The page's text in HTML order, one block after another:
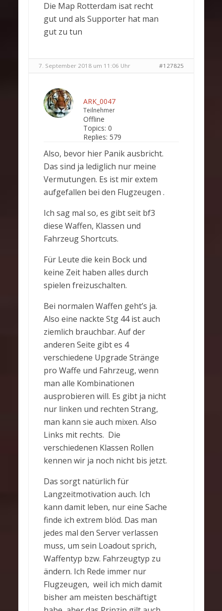
Die Map Rotterdam isat recht
gut und als Supporter hat man
gut zu tun
7. September 2018 um 11:06 Uhr #127825
ARK_0047
Teilnehmer
Offline
Topics: 0
Replies: 579
Also, bevor hier Panik ausbricht.
Das sind ja lediglich nur meine
Vermutungen. Es ist mir extem
aufgefallen bei den Flugzeugen .
Ich sag mal so, es gibt seit bf3
diese Waffen, Klassen und
Fahrzeug Shortcuts.
Für Leute die kein Bock und
keine Zeit haben alles durch
spielen freizuschalten.
Bei normalen Waffen geht’s ja.
Also eine nackte Stg 44 ist auch
ziemlich brauchbar. Auf der
anderen Seite gibt es 4
verschiedene Upgrade Stränge
pro Waffe und Fahrzeug, wenn
man alle Kombinationen
ausprobieren will. Es gibt ja nicht
nur linken und rechten Strang,
man kann sie auch mixen. Also
Links mit rechts. Die
verschiedenen Klassen Rollen
kennen wir ja noch nicht bis jetzt.
Das sorgt natürlich für
Langzeitmotivation auch. Ich
kann damit leben, nur eine Sache
finde ich extrem blöd. Das man
jedes mal den Server verlassen
muss, um sein Loadout sprich,
Waffentyp bzw. Fahrzeugtyp zu
ändern. Ich Rede immer nur
Flugzeugen, weil ich mich damit
bisher am meisten beschäftigt